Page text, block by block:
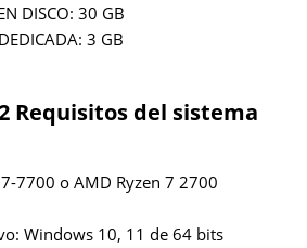
DISCO: 30 GB
3 GB
Requisitos del sistema
7700 o AMD Ryzen 7 2700
Windows 10, 11 de 64 bits